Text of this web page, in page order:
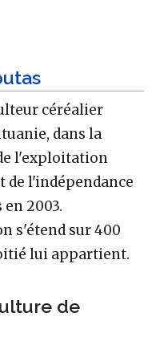
céréalier
dans la
l'exploitation
l'indépendance
2003.
s'étend sur 400
lui appartient.
de